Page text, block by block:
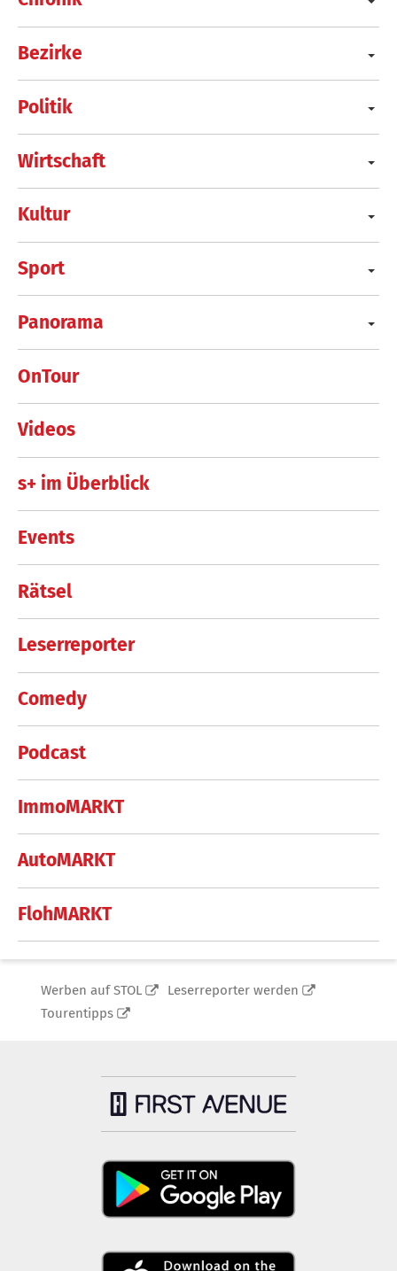
Bezirke
Politik
Wirtschaft
Kultur
Sport
Panorama
OnTour
Videos
s+ im Überblick
Events
Rätsel
Leserreporter
Comedy
Podcast
ImmoMARKT
AutoMARKT
FlohMARKT
Werben auf STOL
Leserreporter werden
Tourentipps